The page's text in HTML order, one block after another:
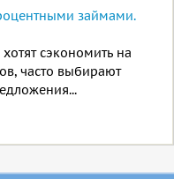
займами.
сэкономить на
часто выбирают